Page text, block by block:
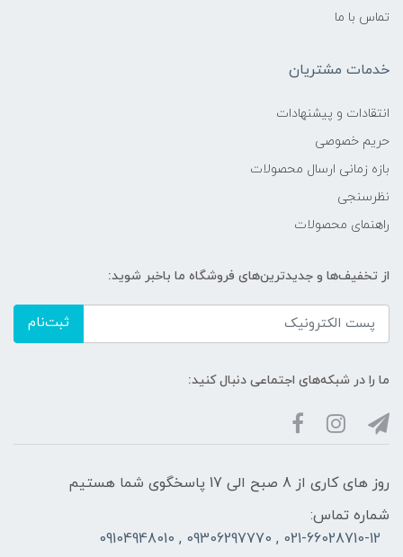
تماس با ما
خدمات مشتریان
انتقادات و پیشنهادات
حریم خصوصی
بازه زمانی ارسال محصولات
نظرسنجی
راهنمای محصولات
از تخفیف‌ها و جدیدترین‌های فروشگاه ما باخبر شوید:
ثبت‌نام
ما را در شبکه‌های اجتماعی دنبال کنید:
روز های کاری از 8 صبح الی 17 پاسخگوی شما هستیم
شماره تماس:
021-66028710-12 , 09306297770 , 09104948010